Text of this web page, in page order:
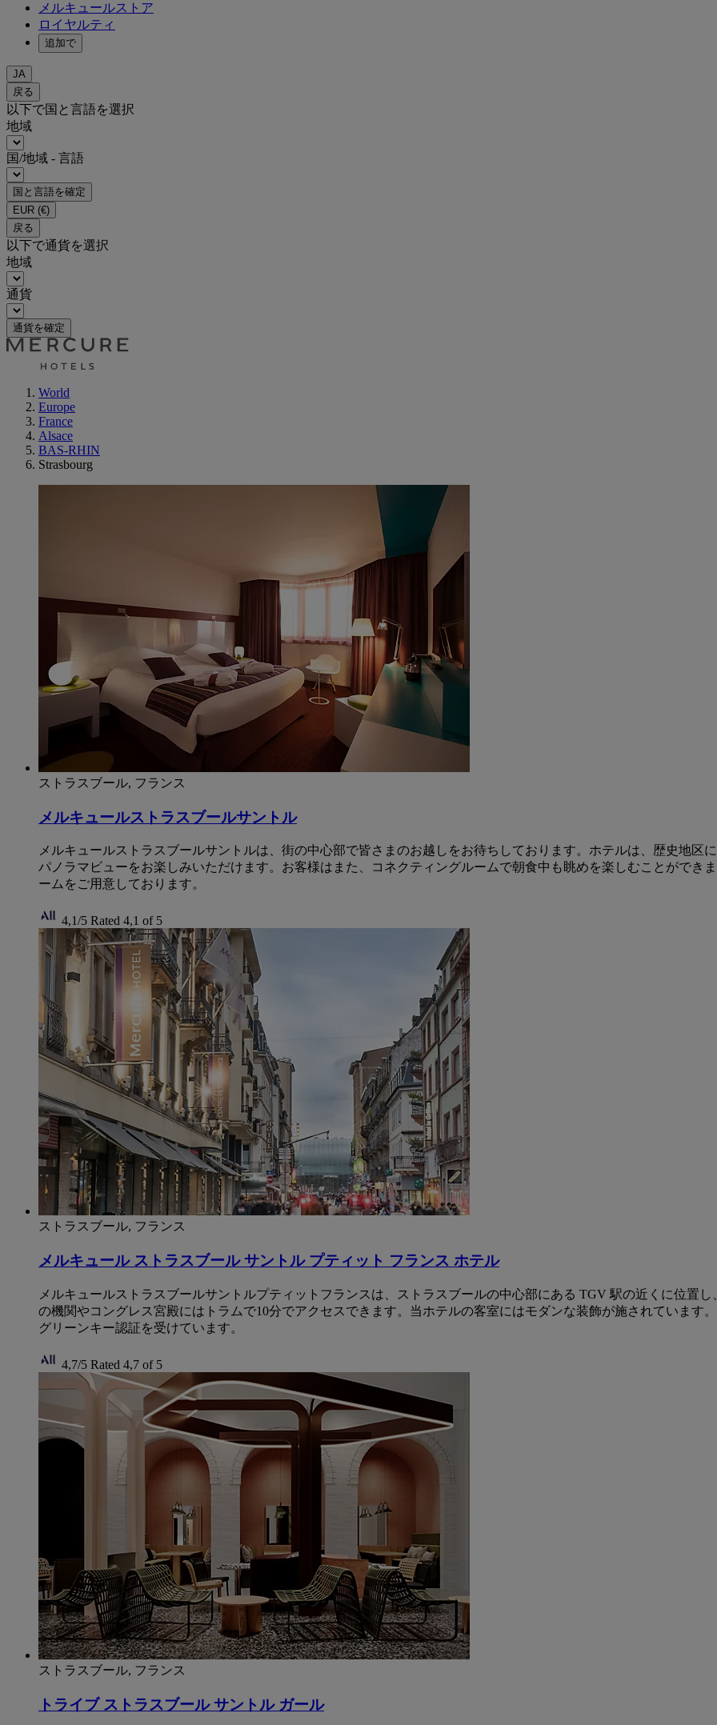
メルキュールストア
ロイヤルティ
追加で
JA
戻る
以下で国と言語を選択
地域
国/地域 - 言語
国と言語を確定
EUR (€)
戻る
以下で通貨を選択
地域
通貨
通貨を確定
World
Europe
France
Alsace
BAS-RHIN
Strasbourg
ストラスブール, フランス
メルキュールストラスブールサントル
メルキュールストラスブールサントルは、街の中心部で皆さまのお越しをお待ちしております。ホテルは、歴史地区
パノラマビューをお楽しみいただけます。お客様はまた、コネクティングルームで朝食中も眺めを楽しむことができ
ームをご用意しております。
4,1/5 Rated 4,1 of 5
ストラスブール, フランス
メルキュール ストラスブール サントル プティット フランス ホテル
メルキュールストラスブールサントルプティットフランスは、ストラスブールの中心部にある TGV 駅の近くに位置
の機関やコングレス宮殿にはトラムで10分でアクセスできます。当ホテルの客室にはモダンな装飾が施されています
グリーンキー認証を受けています。
4,7/5 Rated 4,7 of 5
ストラスブール, フランス
トライブ ストラスブール サントル ガール